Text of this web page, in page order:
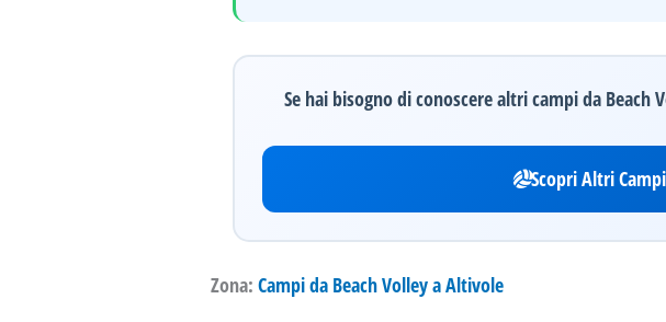
Se hai bisogno di conoscere altri campi da
Scopri Altri
Zona: Campi da Beach Volley a Altivole